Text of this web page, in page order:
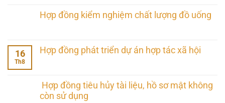
Hợp đồng kiểm nghiệm chất lượng đồ uống
16
Th8
Hợp đồng phát triển dự án hợp tác xã hội
Hợp đồng tiêu hủy tài liệu, hồ sơ mật không
còn sử dụng